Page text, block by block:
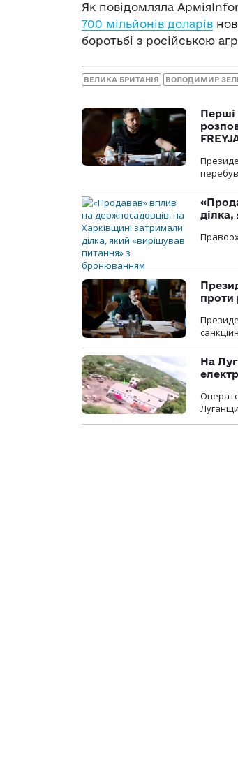
Як повідомляла
700 мільйонів доларів
боротьбі з російською
ВЕЛИКА БРИТАНІЯ ВОЛОДИМИР
Перші
проти
На